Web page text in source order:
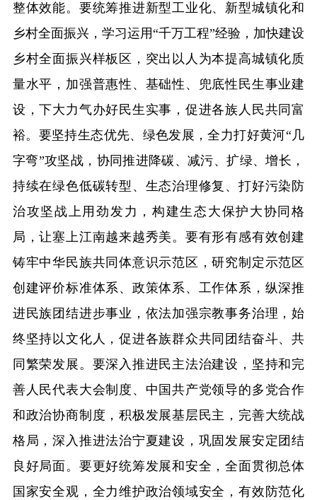
整体效能。要统筹推进新型工业化、新型城镇化和
乡村全面振兴，学习运用“千万工程”经验，加快建设
乡村全面振兴样板区，突出以人为本提高城镇化质
量水平，加强普惠性、基础性、兜底性民生事业建
设，下大力气办好民生实事，促进各族人民共同富
裕。要坚持生态优先、绿色发展，全力打好黄河“几
字弯”攻坚战，协同推进降碳、减污、扩绿、增长，
持续在绿色低碳转型、生态治理修复、打好污染防
治攻坚战上用劲发力，构建生态大保护大协同格
局，让塞上江南越来越秀美。要有形有感有效创建
铸牢中华民族共同体意识示范区，研究制定示范区
创建评价标准体系、政策体系、工作体系，纵深推
进民族团结进步事业，依法加强宗教事务治理，始
终坚持以文化人，促进各族群众共同团结奋斗、共
同繁荣发展。要深入推进民主法治建设，坚持和完
善人民代表大会制度、中国共产党领导的多党合作
和政治协商制度，积极发展基层民主，完善大统战
格局，深入推进法治宁夏建设，巩固发展安定团结
良好局面。要更好统筹发展和安全，全面贯彻总体
国家安全观，全力维护政治领域安全，有效防范化